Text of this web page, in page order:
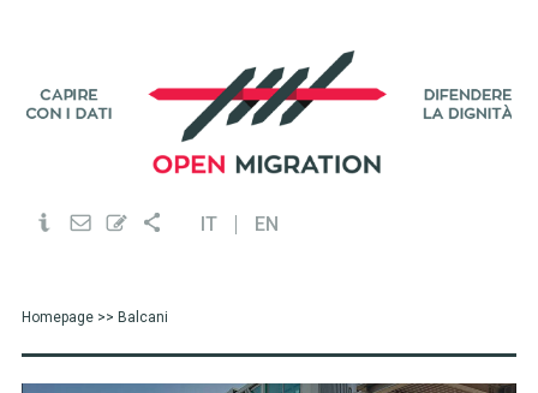
IT EN
Homepage>> Balcani